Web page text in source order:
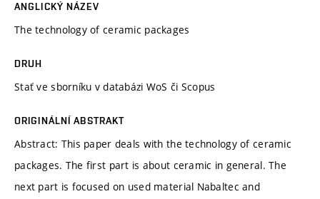
ANGLICKÝ NÁZEV
The technology of ceramic packages
DRUH
Stať ve sborníku v databázi WoS či Scopus
ORIGINÁLNÍ ABSTRAKT
Abstract: This paper deals with the technology of ceramic
packages. The first part is about ceramic in general. The
next part is focused on used material Nabaltec and